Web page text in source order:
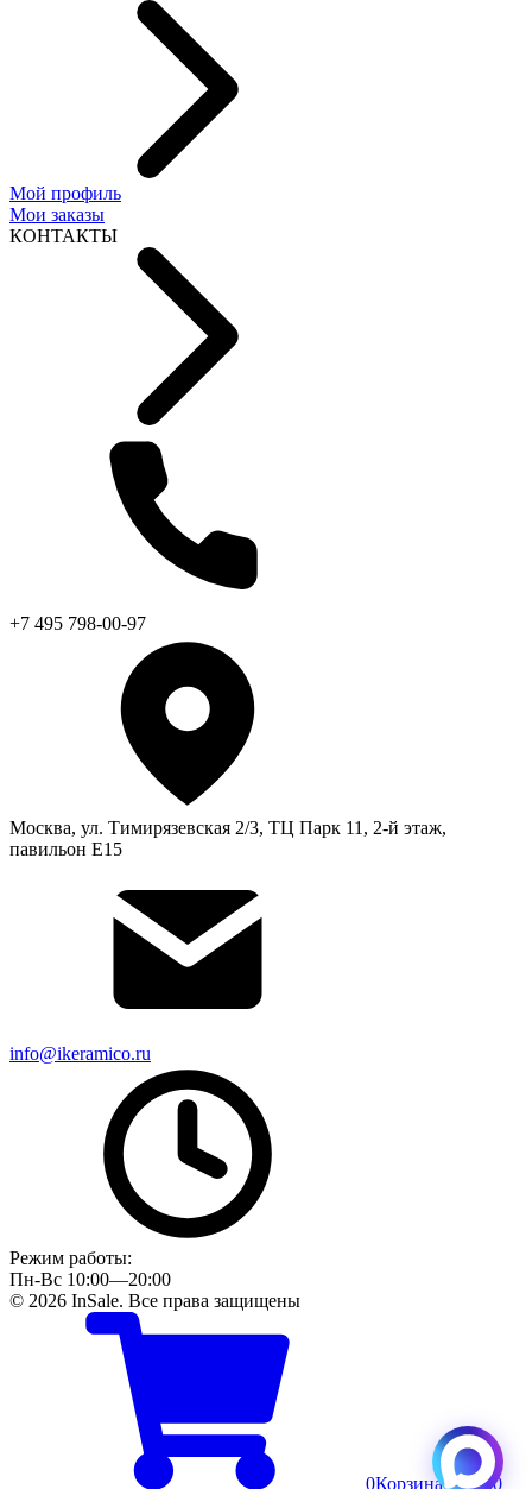
Мой профиль
Мои заказы
КОНТАКТЫ
+7 495 798-00-97
Москва, ул. Тимирязевская 2/3, ТЦ Парк 11, 2-й этаж,
павильон Е15
info@ikeramico.ru
Режим работы:
Пн-Вс 10:00—20:00
© 2026 InSale. Все права защищены
0КорзинаПусто0